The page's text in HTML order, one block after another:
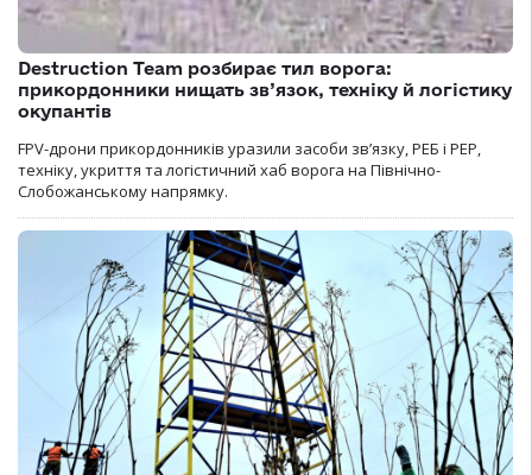
Destruction Team розбирає тил ворога:
прикордонники нищать зв’язок, техніку й логістику
окупантів
FPV-дрони прикордонників уразили засоби зв’язку, РЕБ і РЕР,
техніку, укриття та логістичний хаб ворога на Північно-
Слобожанському напрямку.